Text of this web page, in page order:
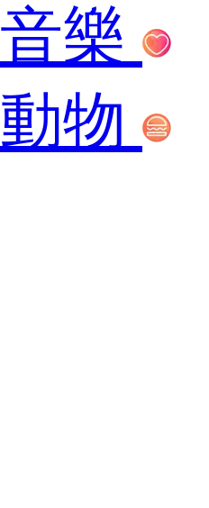
音樂
動物